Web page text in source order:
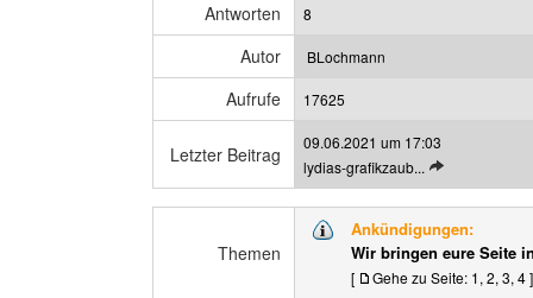
r
a
g
n
z
e
Antworten 8
Autor BLochmann
Aufrufe 17625
Letzter Beitrag
09.06.2021 um 17:03
lydias-grafikzaub... L
e
t
z
t
e
Themen
Ankündigungen:
Wir bringen eure Seite
[ Gehe zu Seite: 1, 2, 3, 4]